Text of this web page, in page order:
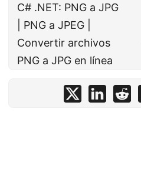
C# .NET: PNG a JPG
| PNG a JPEG |
Convertir archivos
PNG a JPG en línea